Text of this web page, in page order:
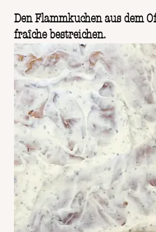
Den Flammkuchen aus dem
fraîche bestreichen.